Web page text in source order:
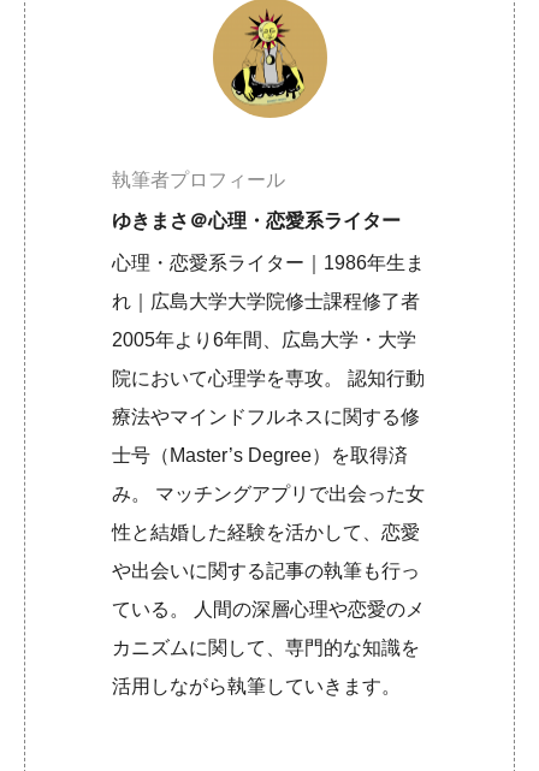
執筆者プロフィール
ゆきまさ＠心理・恋愛系ライター
心理・恋愛系ライター｜1986年生ま
れ｜広島大学大学院修士課程修了者
2005年より6年間、広島大学・大学
院において心理学を専攻。 認知行動
療法やマインドフルネスに関する修
士号（Master’s Degree）を取得済
み。 マッチングアプリで出会った女
性と結婚した経験を活かして、恋愛
や出会いに関する記事の執筆も行っ
ている。 人間の深層心理や恋愛のメ
カニズムに関して、専門的な知識を
活用しながら執筆していきます。